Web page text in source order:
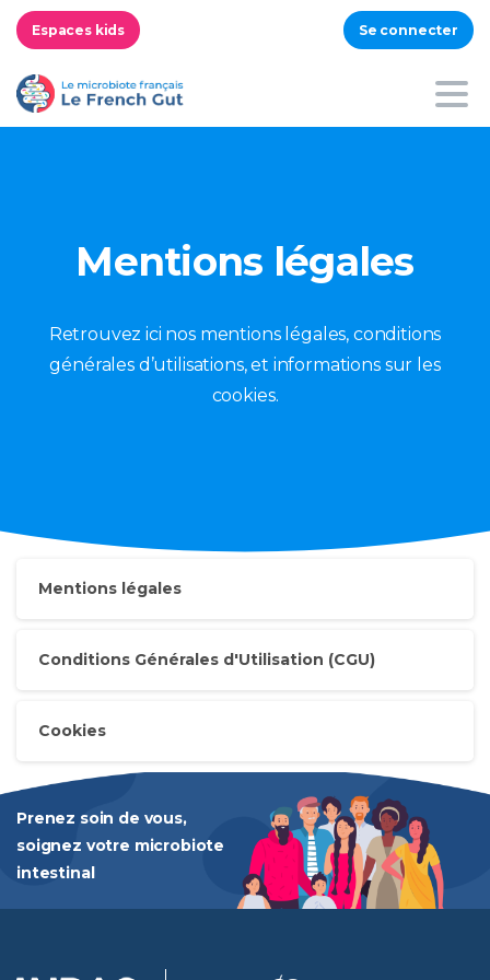
Espaces kids Se connecter
Mentions légales
Retrouvez ici nos mentions légales, conditions
générales d’utilisations, et informations sur les
cookies.
Mentions légales
Conditions Générales d'Utilisation (CGU)
Cookies
Prenez soin de vous,
soignez votre microbiote
intestinal